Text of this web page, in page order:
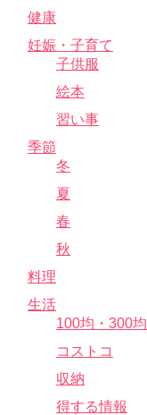
健康
妊娠・子育て
子供服
絵本
習い事
季節
冬
夏
春
秋
料理
生活
100均・300均
コストコ
収納
得する情報